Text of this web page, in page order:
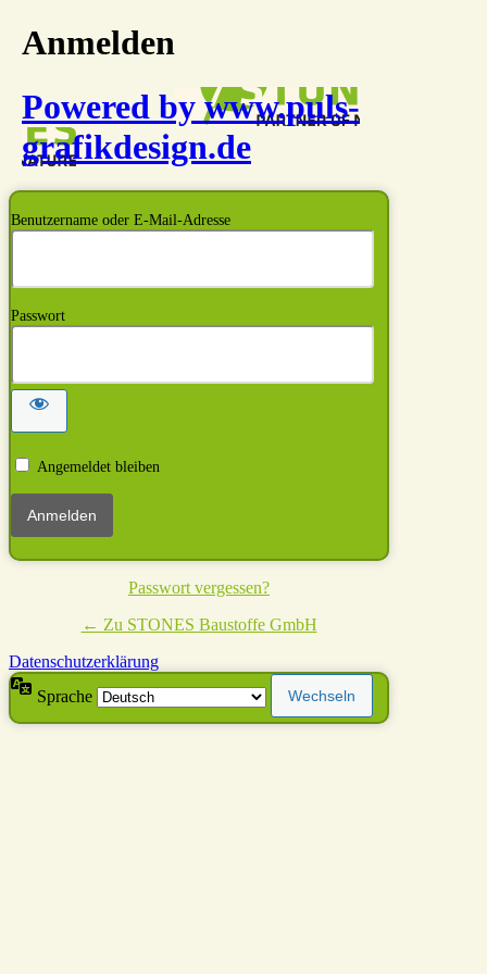
Anmelden
Powered by www.puls-
grafikdesign.de
Benutzername oder E-Mail-Adresse
Passwort
Angemeldet bleiben
Passwort vergessen?
← Zu STONES Baustoffe GmbH
Datenschutzerklärung
Sprache